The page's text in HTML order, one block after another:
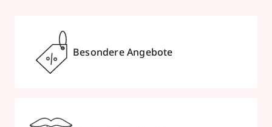
Besondere Angebote